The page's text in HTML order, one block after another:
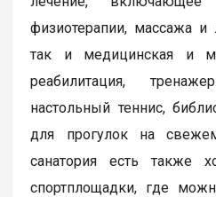
физиотерапии, массажа и
так и медицинская и
реабилитация,
настольный теннис,
для прогулок на
санатория есть также
спортплощадки, где